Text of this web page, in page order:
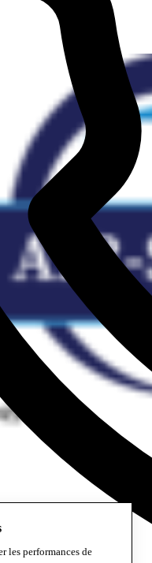
les performances de